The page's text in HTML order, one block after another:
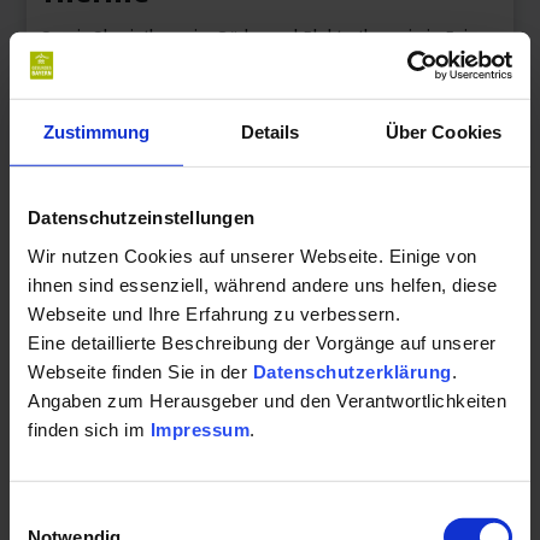
Zustimmung Details Über Cookies
Datenschutzeinstellungen
Wir nutzen Cookies auf unserer Webseite. Einige von
ihnen sind essenziell, während andere uns helfen, diese
Webseite und Ihre Erfahrung zu verbessern.
Eine detaillierte Beschreibung der Vorgänge auf unserer
Webseite finden Sie in der Datenschutzerklärung
Angaben zum Herausgeber und den Verantwortlichkeiten
finden sich im Impressum
Erkundungstouren der traumhaften
des südlichen Bayerischen Waldes.
Ebenso besteht die Möglichkeit auf dem Parkplatz der
und Ilz in die Donau münden oder zu den Burgen
Fürstenstein, Englburg und Saldenburg, die der Gegend
auch ihren Namen verliehen: Das Dreiburgenland nahe der
Dreiflüssestadt.
Bio, öko, regional:
Gesundes Essen in einer
Praxis Physiotherapie, Bäder und Elektrotherapie in Eging
am See
Detailseite
Praxis für Physiotherapie